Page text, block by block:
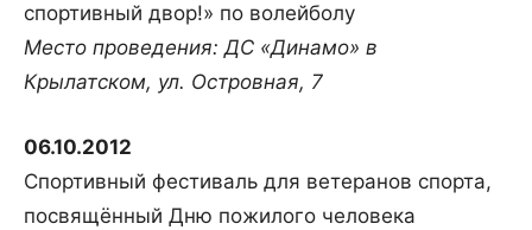
спортивный двор!» по волейболу
Место проведения: ДС «Динамо» в
Крылатском, ул. Островная, 7
06.10.2012
Спортивный фестиваль для ветеранов спорта,
посвящённый Дню пожилого человека